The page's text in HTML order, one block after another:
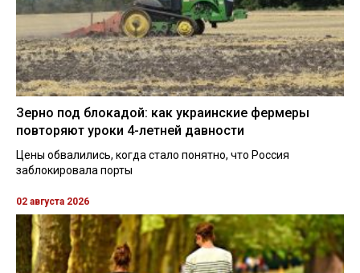
Зерно под блокадой: как украинские фермеры
повторяют уроки 4-летней давности
Цены обвалились, когда стало понятно, что Россия
заблокировала порты
02 августа 2026